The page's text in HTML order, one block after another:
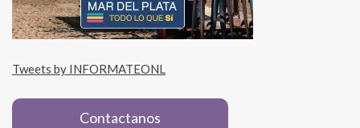
Tweets by INFORMATEONL
Contactanos